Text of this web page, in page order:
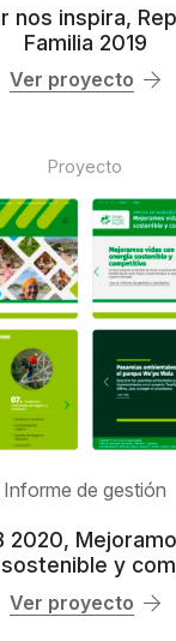
nos inspira,
Familia 2019
Ver proyecto
Proyecto
Informe de gestión
2020,
y
Ver proyecto